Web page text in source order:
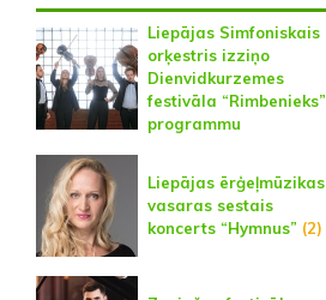
Liepājas Simfoniskais
orķestris izziņo
Dienvidkurzemes
festivāla “Rimbenieks”
programmu
Liepājas ērģeļmūzikas
vasaras sestais
koncerts “Hymnus” (2)